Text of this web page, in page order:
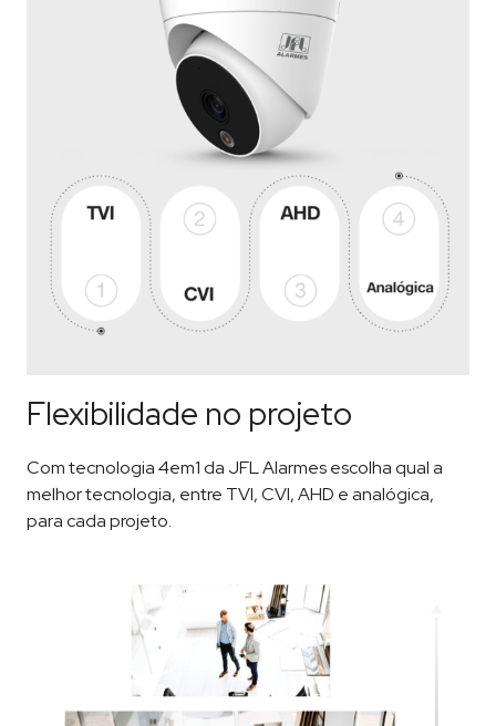
Flexibilidade no projeto
Com tecnologia 4em1 da JFL Alarmes escolha qual a
melhor tecnologia, entre TVI, CVI, AHD e analógica,
para cada projeto.